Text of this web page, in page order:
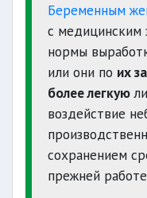
Беременным
с медицинским
нормы
или они по их
более легкую
воздействие
сохранением
прежней